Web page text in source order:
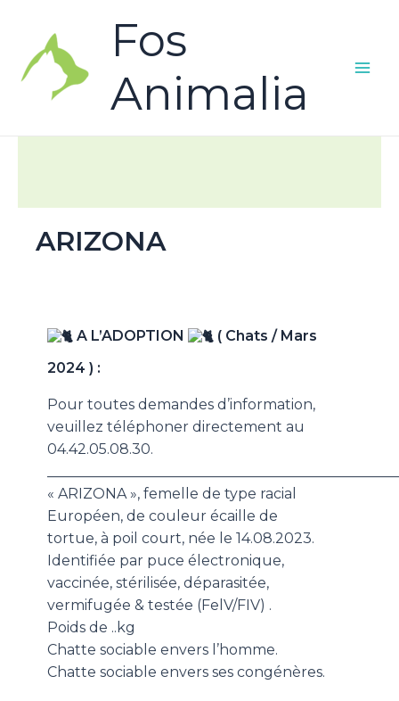
Fos
Animalia
ARIZONA
A L’ADOPTION
( Chats / Mars
2024 ) :
Pour toutes demandes d’information,
veuillez téléphoner directement au
04.42.05.08.30.
« ARIZONA », femelle de type racial
Européen, de couleur écaille de
tortue, à poil court, née le 14.08.2023.
Identifiée par puce électronique,
vaccinée, stérilisée, déparasitée,
vermifugée & testée (FelV/FIV) .
Poids de ..kg
Chatte sociable envers l’homme.
Chatte sociable envers ses congénères.